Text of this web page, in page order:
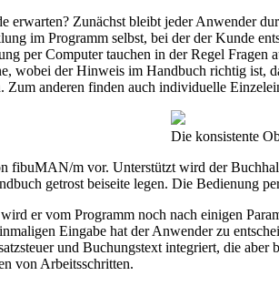
erwarten? Zunächst bleibt jeder Anwender
im Programm selbst, bei der der Kunde
per Computer tauchen in der Regel
wobei der Hinweis im Handbuch richtig ist,
Zum anderen finden auch individuelle
Die konsistente
fibuMAN/m vor. Unterstützt wird der
getrost beiseite legen. Die Bedienung
er vom Programm noch nach einigen
Eingabe hat der Anwender zu
und Buchungstext integriert, die
von Arbeitsschritten.